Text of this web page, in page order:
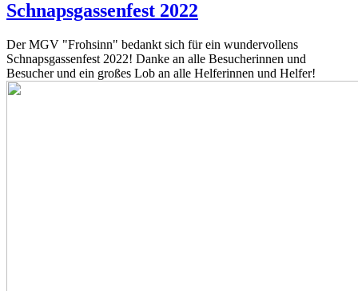
Schnapsgassenfest 2022
Der MGV "Frohsinn" bedankt sich für ein wundervollens
Schnapsgassenfest 2022! Danke an alle Besucherinnen und
Besucher und ein großes Lob an alle Helferinnen und Helfer!